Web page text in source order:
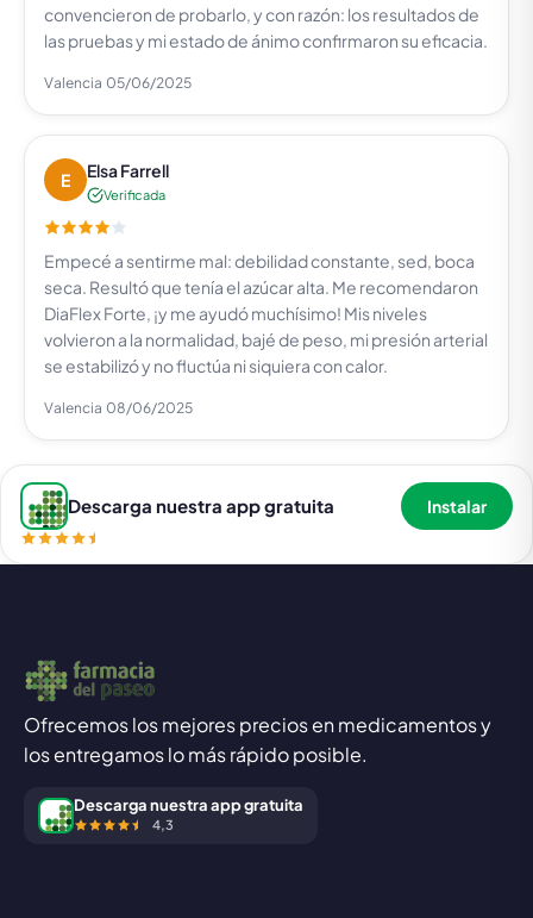
convencieron de probarlo, y con razón: los resultados de
las pruebas y mi estado de ánimo confirmaron su eficacia.
Valencia 05/06/2025
E Elsa Farrell
Verificada
Empecé a sentirme mal: debilidad constante, sed, boca
seca. Resultó que tenía el azúcar alta. Me recomendaron
DiaFlex Forte, ¡y me ayudó muchísimo! Mis niveles
volvieron a la normalidad, bajé de peso, mi presión arterial
se estabilizó y no fluctúa ni siquiera con calor.
Valencia 08/06/2025
Descarga nuestra app gratuita Instalar
Ofrecemos los mejores precios en medicamentos y
los entregamos lo más rápido posible.
Descarga nuestra app gratuita
4,3